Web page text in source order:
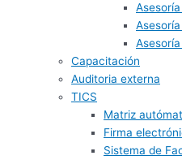
Capacitación
Auditoria externa
TICS
Matriz
Firma
Sistema de